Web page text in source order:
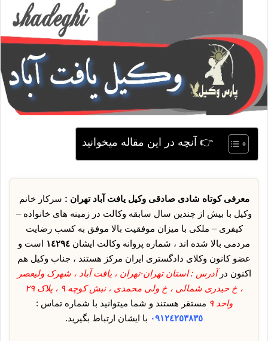
👉 آنچه در این مقاله میخوانید
معرفی کوتاه شادی صادقی وکیل یافت آباد تهران : سرکار خانم
وکیل با بیش از چندین سال سابقه وکالت در زمینه های خانواده –
کیفری – ملکی با میزان موفقیت بالا موفق به کسب رضایت
مردمی بالا شده اند ، شماره پروانه وکالت ایشان ١٤٢٩٤ است و
عضو کانون وکلای دادگستری ایران مرکز هستند ، جناب وکیل هم
اکنون درآدرس : استان تهران-تهران ، یافت آباد ، شهرک ولیعصر
، خ حیدری شمالی ، خ ولی محمدی ، نبش کوچه ٩ ، پلاک ٢٩
واحد ٩
مستقر هستند و شما میتوانید با شماره تماس :
٠٩١٢٤٢٥٣٨٣٥ با ایشان ارتباط بگیرید.